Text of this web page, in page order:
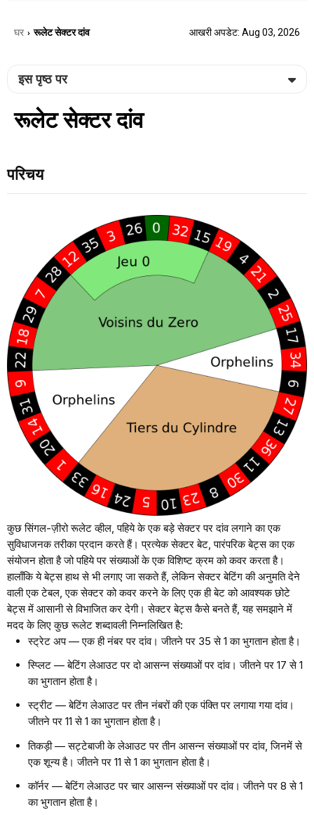
घर › रूलेट सेक्टर दांव आखरी अपडेट: Aug 03, 2026
इस पृष्ठ पर
रूलेट सेक्टर दांव
परिचय
कुछ सिंगल-ज़ीरो रूलेट व्हील, पहिये के एक बड़े सेक्टर पर दांव लगाने का एक
सुविधाजनक तरीका प्रदान करते हैं। प्रत्येक सेक्टर बेट, पारंपरिक बेट्स का एक
संयोजन होता है जो पहिये पर संख्याओं के एक विशिष्ट क्रम को कवर करता है।
हालाँकि ये बेट्स हाथ से भी लगाए जा सकते हैं, लेकिन सेक्टर बेटिंग की अनुमति देने
वाली एक टेबल, एक सेक्टर को कवर करने के लिए एक ही बेट को आवश्यक छोटे
बेट्स में आसानी से विभाजित कर देगी। सेक्टर बेट्स कैसे बनते हैं, यह समझाने में
मदद के लिए कुछ रूलेट शब्दावली निम्नलिखित है:
स्ट्रेट अप — एक ही नंबर पर दांव। जीतने पर 35 से 1 का भुगतान होता है।
स्प्लिट — बेटिंग लेआउट पर दो आसन्न संख्याओं पर दांव। जीतने पर 17 से 1
का भुगतान होता है।
स्ट्रीट — बेटिंग लेआउट पर तीन नंबरों की एक पंक्ति पर लगाया गया दांव।
जीतने पर 11 से 1 का भुगतान होता है।
तिकड़ी — सट्टेबाजी के लेआउट पर तीन आसन्न संख्याओं पर दांव, जिनमें से
एक शून्य है। जीतने पर 11 से 1 का भुगतान होता है।
कॉर्नर — बेटिंग लेआउट पर चार आसन्न संख्याओं पर दांव। जीतने पर 8 से 1
का भुगतान होता है।